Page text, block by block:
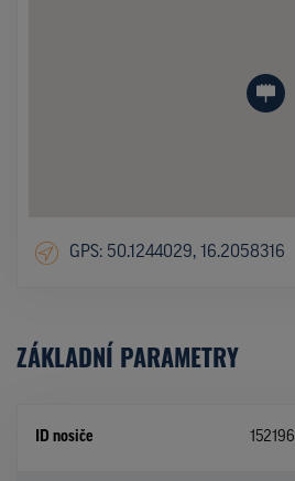
GPS: 50.1244029, 16.2058316
ZÁKLADNÍ PARAMETRY
ID nosiče 152196